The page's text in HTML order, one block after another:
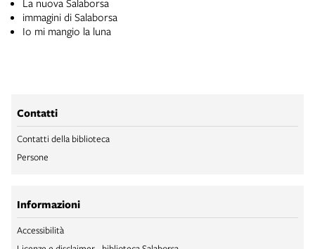
immagini di Salaborsa
Io mi mangio la luna
Contatti
Contatti della biblioteca
Persone
Informazioni
Accessibilità